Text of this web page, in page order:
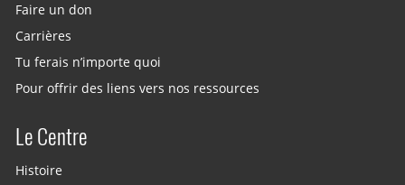
Faire un don
Carrières
Tu ferais n’importe quoi
Pour offrir des liens vers nos ressources
Le Centre
Histoire